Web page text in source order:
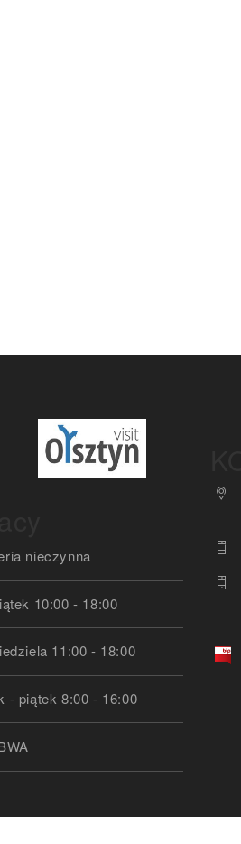
nieczynna
10:00 - 18:00
11:00 - 18:00
- piątek 8:00 - 16:00